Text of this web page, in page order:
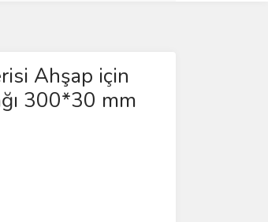
Ahşap için
300*30 mm